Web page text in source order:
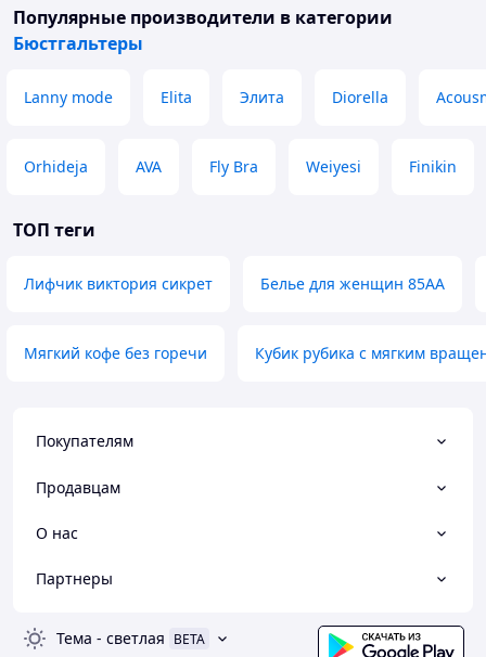
Популярные производители в категории
Бюстгальтеры
Lanny mode Elita Элита Diorella
Orhideja AVA Fly Bra Weiyesi Finikin
ТОП теги
Лифчик виктория сикрет Белье для женщин 85АА
Мягкий кофе без горечи Кубик рубика с мягким
Покупателям
Продавцам
О нас
Партнеры
Тема - светлая BETA